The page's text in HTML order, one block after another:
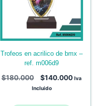
trofeos en acrilico de bmx –
ref. m006d9
$180.000 $140.000 Iva
Incluido